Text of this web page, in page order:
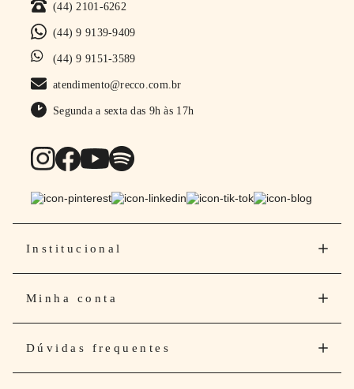
(44) 2101-6262
(44) 9 9139-9409
(44) 9 9151-3589
atendimento@recco.com.br
Segunda a sexta das 9h às 17h
Institucional
Minha conta
Dúvidas frequentes